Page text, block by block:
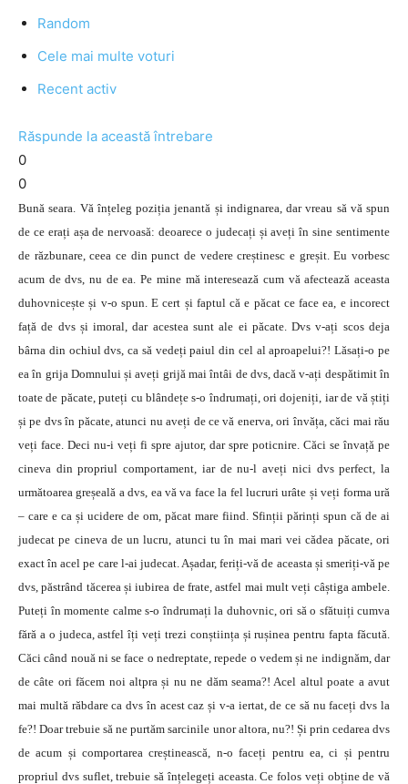
Random
Cele mai multe voturi
Recent activ
Răspunde la această întrebare
0
0
Bună seara. Vă înțeleg poziția jenantă și indignarea, dar vreau să vă spun
de ce erați așa de nervoasă: deoarece o judecați și aveți în sine sentimente
de răzbunare, ceea ce din punct de vedere creștinesc e greșit. Eu vorbesc
acum de dvs, nu de ea. Pe mine mă interesează cum vă afectează aceasta
duhovnicește și v-o spun. E cert și faptul că e păcat ce face ea, e incorect
față de dvs și imoral, dar acestea sunt ale ei păcate. Dvs v-ați scos deja
bârna din ochiul dvs, ca să vedeți paiul din cel al aproapelui?! Lăsați-o pe
ea în grija Domnului și aveți grijă mai întâi de dvs, dacă v-ați despătimit în
toate de păcate, puteți cu blândețe s-o îndrumați, ori dojeniți, iar de vă știți
și pe dvs în păcate, atunci nu aveți de ce vă enerva, ori învăța, căci mai rău
veți face. Deci nu-i veți fi spre ajutor, dar spre poticnire. Căci se învață pe
cineva din propriul comportament, iar de nu-l aveți nici dvs perfect, la
următoarea greșeală a dvs, ea vă va face la fel lucruri urâte și veți forma ură
– care e ca și ucidere de om, păcat mare fiind. Sfinții părinți spun că de ai
judecat pe cineva de un lucru, atunci tu în mai mari vei cădea păcate, ori
exact în acel pe care l-ai judecat. Așadar, feriți-vă de aceasta și smeriți-vă pe
dvs, păstrând tăcerea și iubirea de frate, astfel mai mult veți câștiga ambele.
Puteți în momente calme s-o îndrumați la duhovnic, ori să o sfătuiți cumva
fără a o judeca, astfel îți veți trezi conștiința și rușinea pentru fapta făcută.
Căci când nouă ni se face o nedreptate, repede o vedem și ne indignăm, dar
de câte ori făcem noi altpra și nu ne dăm seama?! Acel altul poate a avut
mai multă răbdare ca dvs în acest caz și v-a iertat, de ce să nu faceți dvs la
fe?! Doar trebuie să ne purtăm sarcinile unor altora, nu?! Și prin cedarea dvs
de acum și comportarea creștinească, n-o faceți pentru ea, ci și pentru
propriul dvs suflet, trebuie să înțelegeți aceasta. Ce folos veți obține de vă